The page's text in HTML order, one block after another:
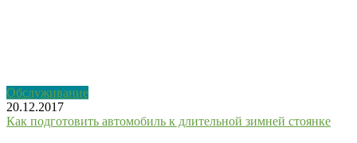
Обслуживание
20.12.2017
Как подготовить автомобиль к длительной зимней стоянке